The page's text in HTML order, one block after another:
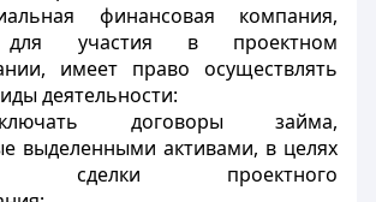
финансовая компания,
для участия в проектном
имеет право осуществлять
деятельности:
договоры займа,
выделенными активами, в целях
сделки проектного